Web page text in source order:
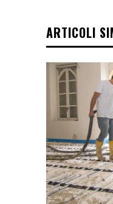
ARTICOLI